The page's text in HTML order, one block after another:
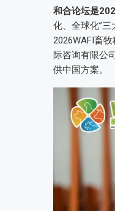
和合论坛是
化、全球化”
2026WAFI畜
际咨询有限公
供中国方案。